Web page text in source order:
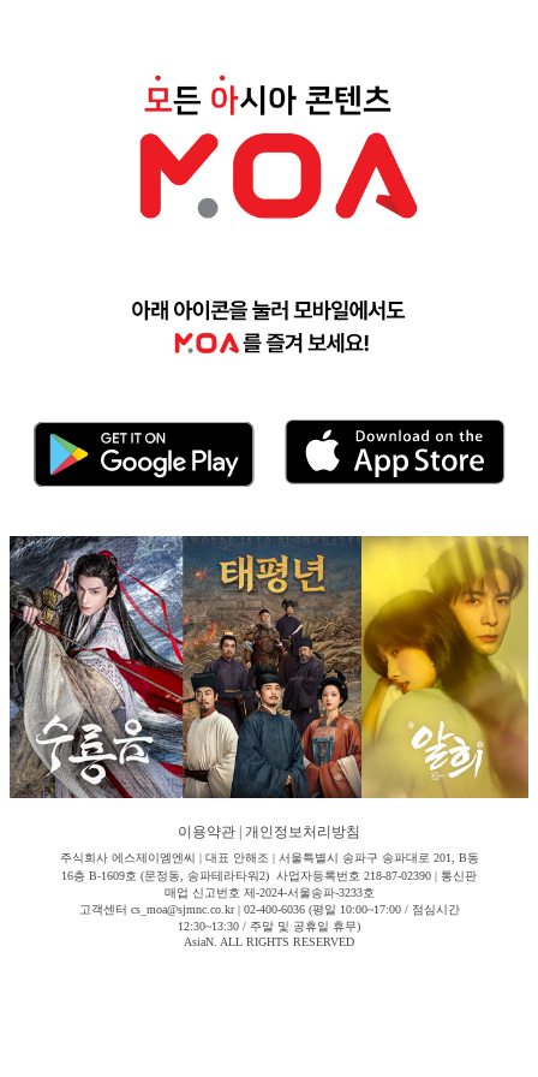
이용약관 개인정보처리방침
주식회사 에스제이엠엔씨 | 대표 안해조 | 서울특별시 송파구 송파대로 201, B동
16층 B-1609호 (문정동, 송파테라타워2) 사업자등록번호 218-87-02390 | 통신판
매업 신고번호 제-2024-서울송파-3233호
고객센터 cs_moa@sjmnc.co.kr | 02-400-6036 (평일 10:00~17:00 / 점심시간
12:30~13:30 / 주말 및 공휴일 휴무)
AsiaN. ALL RIGHTS RESERVED